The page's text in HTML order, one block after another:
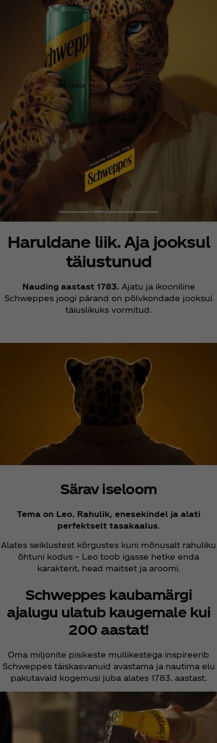
Haruldane liik. Aja jooksul
täiustunud
Nauding aastast 1783. Ajatu ja ikooniline
Schweppes joogi pärand on põlvkondade jooksul
täiuslikuks vormitud.
Särav iseloom
Tema on Leo. Rahulik, enesekindel ja alati
perfektselt tasakaalus.
Alates seiklustest kõrgustes kuni mõnusalt rahuliku
õhtuni kodus – Leo toob igasse hetke enda
karakterit, head maitset ja aroomi.
Schweppes kaubamärgi
ajalugu ulatub kaugemale kui
200 aastat!
Oma miljonite pisikeste mullikestega inspireerib
Schweppes täiskasvanuid avastama ja nautima elu
pakutavaid kogemusi juba alates 1783. aastast.